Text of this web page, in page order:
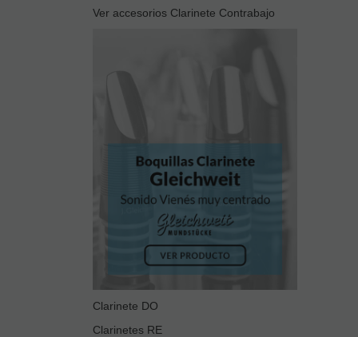
Ver accesorios Clarinete Contrabajo
Clarinete DO
Clarinetes RE